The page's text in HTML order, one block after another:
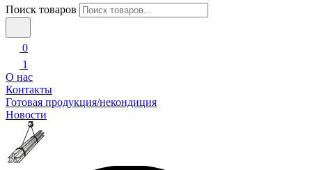
Поиск товаров
0
1
О нас
Контакты
Готовая продукция/некондиция
Новости